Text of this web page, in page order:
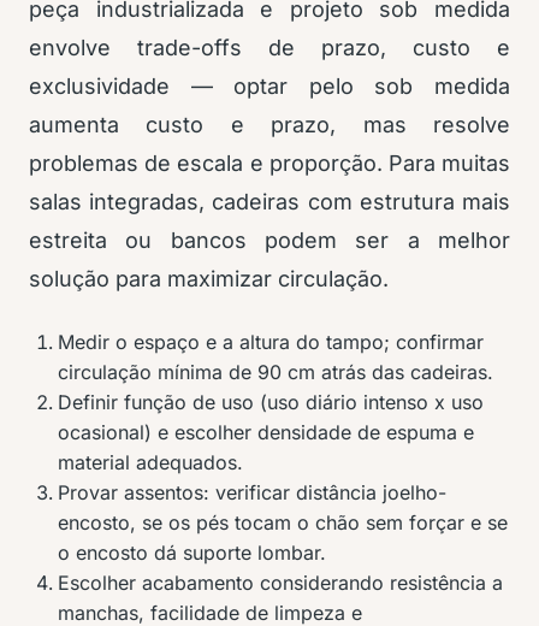
peça industrializada e projeto sob medida
envolve trade-offs de prazo, custo e
exclusividade — optar pelo sob medida
aumenta custo e prazo, mas resolve
problemas de escala e proporção. Para muitas
salas integradas, cadeiras com estrutura mais
estreita ou bancos podem ser a melhor
solução para maximizar circulação.
Medir o espaço e a altura do tampo; confirmar
circulação mínima de 90 cm atrás das cadeiras.
Definir função de uso (uso diário intenso x uso
ocasional) e escolher densidade de espuma e
material adequados.
Provar assentos: verificar distância joelho-
encosto, se os pés tocam o chão sem forçar e se
o encosto dá suporte lombar.
Escolher acabamento considerando resistência a
manchas, facilidade de limpeza e